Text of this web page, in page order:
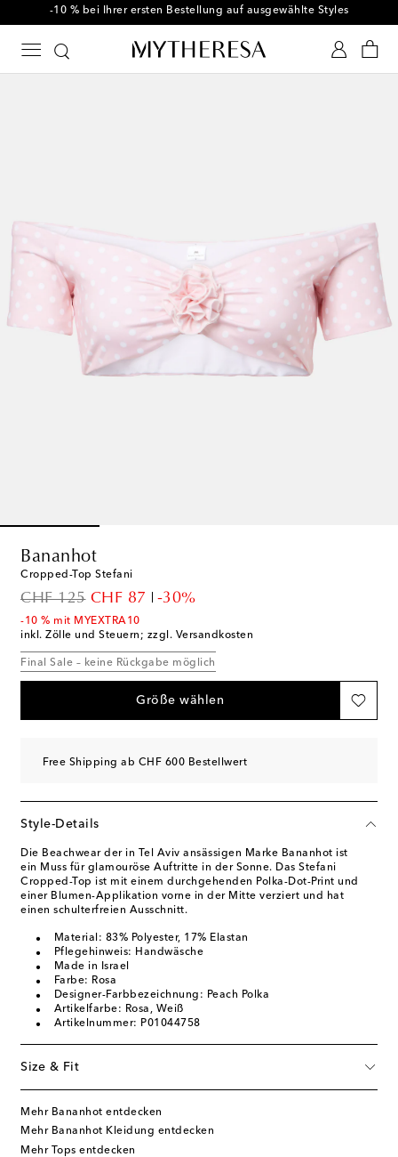
-10 % bei Ihrer ersten Bestellung auf ausgewählte Styles
Bananhot
Cropped-Top Stefani
CHF 125
original priceCHF 87
discount price
-30%
-10 % mit MYEXTRA10
inkl. Zölle und Steuern; zzgl. Versandkosten
Final Sale – keine Rückgabe möglich
Größe wählen
Free Shipping ab CHF 600 Bestellwert
Style-Details
Die Beachwear der in Tel Aviv ansässigen Marke Bananhot ist
ein Muss für glamouröse Auftritte in der Sonne. Das Stefani
Cropped-Top ist mit einem durchgehenden Polka-Dot-Print und
einer Blumen-Applikation vorne in der Mitte verziert und hat
einen schulterfreien Ausschnitt.
Material: 83% Polyester, 17% Elastan
Pflegehinweis: Handwäsche
Made in Israel
Farbe: Rosa
Designer-Farbbezeichnung: Peach Polka
Artikelfarbe: Rosa, Weiß
Artikelnummer: P01044758
Size & Fit
Mehr Bananhot entdecken
Mehr Bananhot Kleidung entdecken
Mehr Tops entdecken